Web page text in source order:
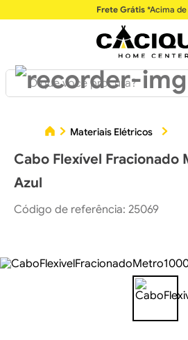
Frete Grátis*Acima de
O que você procura?
Materiais Elétricos
Cabo Flexível Fracionado
Azul
Código de referência: 25069